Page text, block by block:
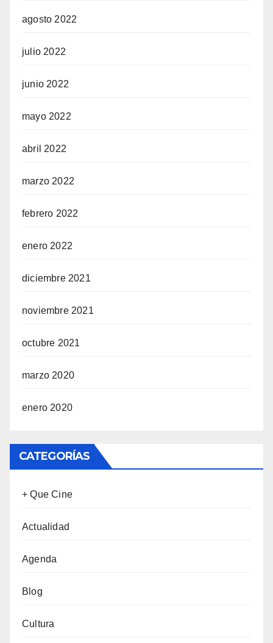
agosto 2022
julio 2022
junio 2022
mayo 2022
abril 2022
marzo 2022
febrero 2022
enero 2022
diciembre 2021
noviembre 2021
octubre 2021
marzo 2020
enero 2020
CATEGORÍAS
+ Que Cine
Actualidad
Agenda
Blog
Cultura